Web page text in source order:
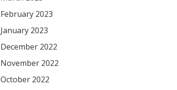
February 2023
January 2023
December 2022
November 2022
October 2022